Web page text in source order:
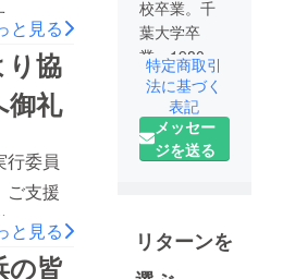
）にか
」の
の大人
れるこ
横浜
介させ
３月４
終
ち、夜
と見る
り協
御礼
行委員
ご支援
、この
イのプ
と見る
の皆
校卒業。千
葉大学卒
業。1980年
横浜市役所
に就職。
2017課長職
にて定年退
ス就職。
2022年3月定
特定商取引
法に基づく
表記
メッセー
ジを送る
リターンを